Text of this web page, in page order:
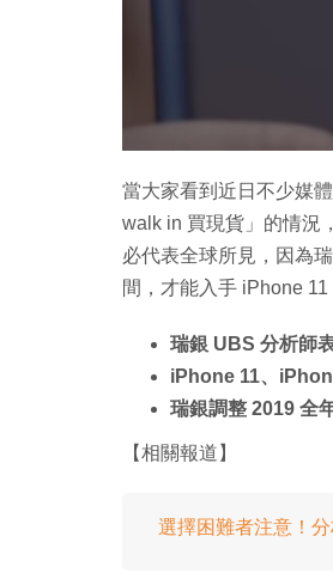
當大家看到近日不少媒
walk in 買現貨」的情況
必代表全球所見，因為
間，才能入手 iPhone
瑞銀 UBS 分析師
iPhone 11、
瑞銀調整 2019 全
【相關報道】
選擇困難者注意！